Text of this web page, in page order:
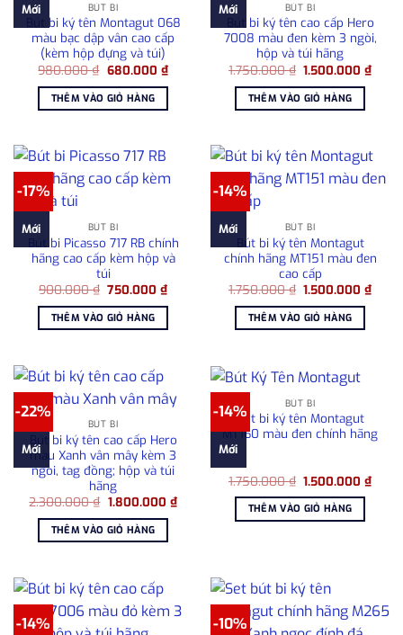
Mới BÚT BI
Bút bi ký tên Montagut 068
màu bạc dập vân cao cấp
(kèm hộp đựng và túi)
980.000₫ Giá
là:
980.000 ₫.
680.000 ₫Giá
hiện
680.000 ₫.
THÊM VÀO GIỎ HÀNG
Mới BÚT BI
Bút bi ký tên cao cấp Hero
7008 màu đen kèm 3 ngòi,
hộp và túi hãng
1.750.000₫ Giá
là:
1.750.000 ₫.
1.500.000₫Giá
hiện
THÊM VÀO GIỎ HÀNG
-17%
Mới BÚT BI
Bút bi Picasso 717 RB chính
hãng cao cấp kèm hộp và
túi
900.000₫ Giá
là:
900.000 ₫.
750.000₫Giá
hiện
750.000 ₫.
THÊM VÀO GIỎ HÀNG
-14%
Mới BÚT BI
Bút bi ký tên Montagut
chính hãng MT151 màu đen
cao cấp
1.750.000₫ Giá
là:
1.750.000 ₫.
1.500.000₫Giá
hiện
THÊM VÀO GIỎ HÀNG
-22%
Mới
BÚT BI
Bút bi ký tên cao cấp Hero
màu Xanh vân mây kèm 3
ngòi, tag đồng; hộp và túi
hãng
2.300.000₫ Giá
là:
2.300.000 ₫.
1.800.000 ₫Giá
THÊM VÀO GIỎ HÀNG
-14%
Mới
BÚT BI
Bút bi ký tên Montagut
MT160 màu đen chính hãng
1.750.000₫ Giá
là:
1.750.000 ₫.
1.500.000₫Giá
hiện
THÊM VÀO GIỎ HÀNG
-14% -10%